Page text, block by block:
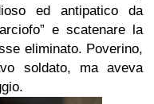
ed antipatico da
e scatenare la
eliminato. Poverino,
soldato, ma aveva